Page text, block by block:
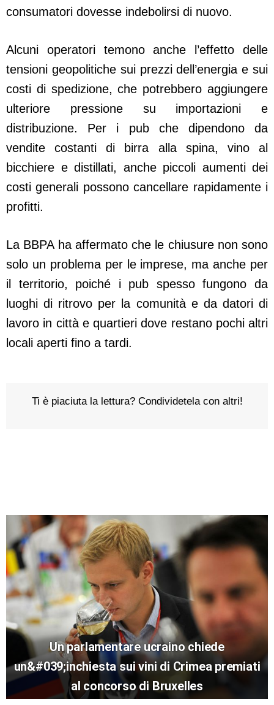
consumatori dovesse indebolirsi di nuovo.
Alcuni operatori temono anche l’effetto delle
tensioni geopolitiche sui prezzi dell’energia e sui
costi di spedizione, che potrebbero aggiungere
ulteriore pressione su importazioni e
distribuzione. Per i pub che dipendono da
vendite costanti di birra alla spina, vino al
bicchiere e distillati, anche piccoli aumenti dei
costi generali possono cancellare rapidamente i
profitti.
La BBPA ha affermato che le chiusure non sono
solo un problema per le imprese, ma anche per
il territorio, poiché i pub spesso fungono da
luoghi di ritrovo per la comunità e da datori di
lavoro in città e quartieri dove restano pochi altri
locali aperti fino a tardi.
Ti è piaciuta la lettura? Condividetela con altri!
Un parlamentare ucraino chiede
un&#039;inchiesta sui vini di Crimea premiati
al concorso di Bruxelles